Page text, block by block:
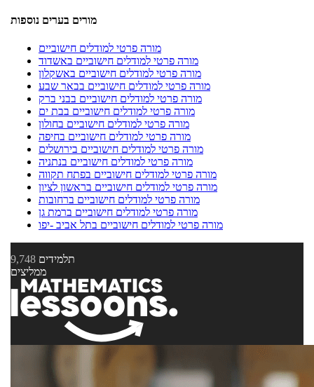
מורים בערים נוספות
מורה פרטי למודלים חישוביים
מורה פרטי למודלים חישוביים באשדוד
מורה פרטי למודלים חישוביים באשקלון
מורה פרטי למודלים חישוביים בבאר שבע
מורה פרטי למודלים חישוביים בבני ברק
מורה פרטי למודלים חישוביים בבת ים
מורה פרטי למודלים חישוביים בחולון
מורה פרטי למודלים חישוביים בחיפה
מורה פרטי למודלים חישוביים בירושלים
מורה פרטי למודלים חישוביים בנתניה
מורה פרטי למודלים חישוביים בפתח תקווה
מורה פרטי למודלים חישוביים בראשון לציון
מורה פרטי למודלים חישוביים ברחובות
מורה פרטי למודלים חישוביים ברמת גן
מורה פרטי למודלים חישוביים בתל אביב -יפו
9,748 תלמידים
ממליצים